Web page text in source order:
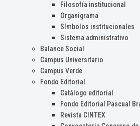
Filosofía institucional
Organigrama
Símbolos institucionales
Sistema administrativo
Balance Social
Campus Universitario
Campus Verde
Fondo Editorial
Catálogo editorial
Fondo Editorial Pascual
Revista CINTEX